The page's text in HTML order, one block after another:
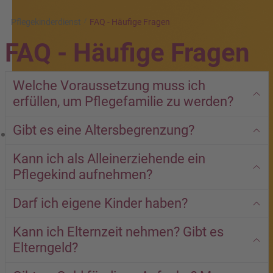
Pflegekinderdienst FAQ - Häufige Fragen
FAQ - Häufige Fragen
Welche Voraussetzung muss ich
erfüllen, um Pflegefamilie zu werden?
Gibt es eine Altersbegrenzung?
Kann ich als Alleinerziehende ein
Pflegekind aufnehmen?
Darf ich eigene Kinder haben?
Kann ich Elternzeit nehmen? Gibt es
Elterngeld?